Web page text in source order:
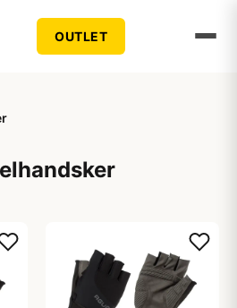
OUTLET